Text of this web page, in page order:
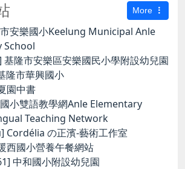
More
市安樂國小Keelung Municipal Anle
School
基隆市安樂區安樂國民小學附設幼兒園
隆市華興國小
園中書
小雙語教學網Anle Elementary
Teaching Network
Cordélia の正濱-藝術工作室
西國小營養午餐網站
中和國小附設幼兒園